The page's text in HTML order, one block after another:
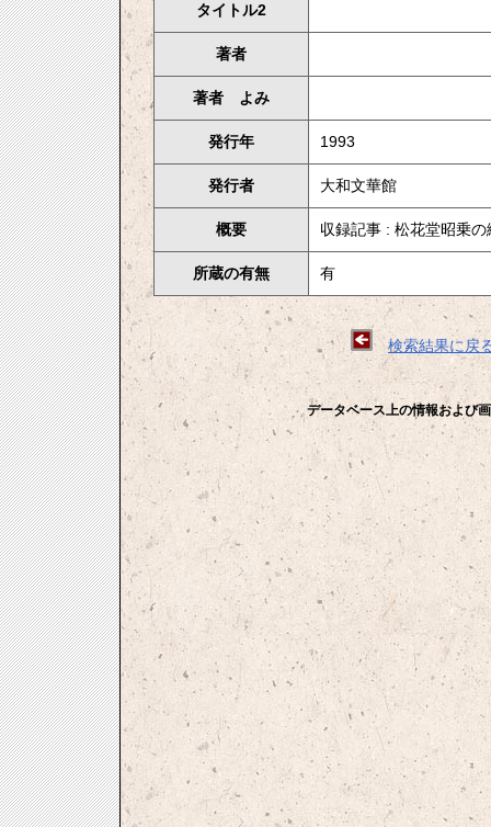
タイトル2
著者
著者 よみ
発行年 1993
発行者 大和文華館
概要 収録記事 : 松花堂昭乗
所蔵の有無 有
検索結果に戻
データベース上の情報および